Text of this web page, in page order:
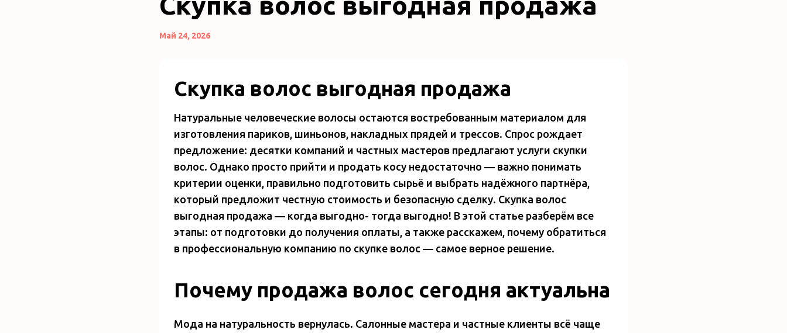
Май 24, 2026
Скупка волос выгодная продажа
Натуральные человеческие волосы остаются востребованным материалом для
изготовления париков, шиньонов, накладных прядей и трессов. Спрос рождает
предложение: десятки компаний и частных мастеров предлагают услуги скупки
волос. Однако просто прийти и продать косу недостаточно — важно понимать
критерии оценки, правильно подготовить сырьё и выбрать надёжного партнёра,
который предложит честную стоимость и безопасную сделку. Скупка волос
выгодная продажа — когда выгодно- тогда выгодно! В этой статье разберём все
этапы: от подготовки до получения оплаты, а также расскажем, почему обратиться
в профессиональную компанию по скупке волос — самое верное решение.
Почему продажа волос сегодня актуальна
Мода на натуральность вернулась. Салонные мастера и частные клиенты всё чаще